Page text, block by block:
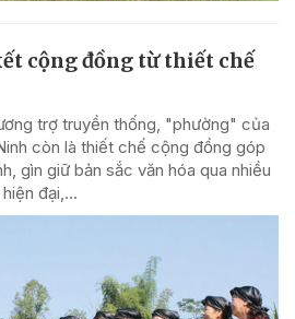
cộng đồng từ thiết chế
trợ truyền thống, "phường" của
còn là thiết chế cộng đồng góp
gìn giữ bản sắc văn hóa qua nhiều
đại,...